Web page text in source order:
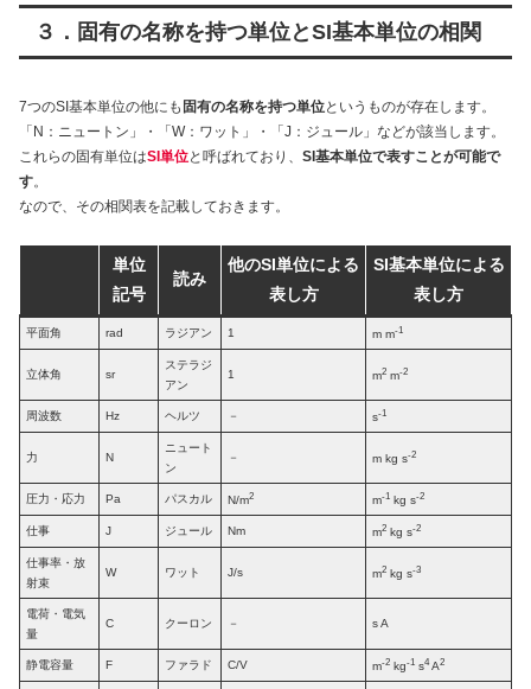
３．固有の名称を持つ単位とSI基本単位の相関
7つのSI基本単位の他にも 固有の名称を持つ単位というものが存在します。
「N：ニュートン」・「W：ワット」・「J：ジュール」などが該当します。
これらの固有単位はSI単位と呼ばれており、 SI基本単位で表すことが可能で
す。
なので、その相関表を記載しておきます。
単位
記号
読み
他のSI単位による
表し方
SI基本単位による
表し方
平面角 rad ラジアン 1 m m-1
立体角 sr
ステラジ
アン
1 m2m-2
周波数 Hz ヘルツ － s-1
力 N
ニュート
ン
－ m kg s-2
圧力・応力 Pa パスカル N/m2 m-1kg s-2
仕事 J ジュール Nm m2kg s-2
仕事率・放
射束
W ワット J/s m2kg s-3
電荷・電気
量
C クーロン － s A
静電容量 F ファラド C/V m-2kg-1s4A2